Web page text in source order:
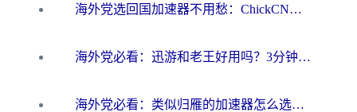
海外党选回国加速器不用愁：ChickCN和洞见哪个好？一篇搞定所有疑问
海外党必看：迅游和老王好用吗？3分钟选对加速国内网络的加速器
海外党必看：类似归雁的加速器怎么选？一篇搞定无缝访问国内资源